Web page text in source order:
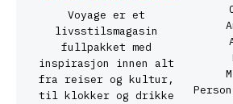
Voyage er et
livsstilsmagasin
fullpakket med
inspirasjon innen alt
fra reiser og kultur,
til klokker og drikke